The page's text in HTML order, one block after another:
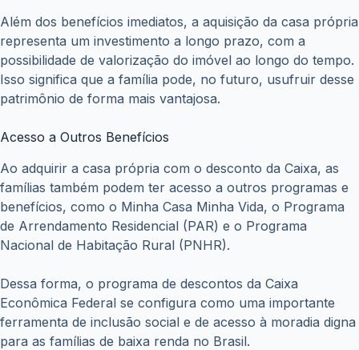
Além dos benefícios imediatos, a aquisição da casa própria
representa um investimento a longo prazo, com a
possibilidade de valorização do imóvel ao longo do tempo.
Isso significa que a família pode, no futuro, usufruir desse
patrimônio de forma mais vantajosa.
Acesso a Outros Benefícios
Ao adquirir a casa própria com o desconto da Caixa, as
famílias também podem ter acesso a outros programas e
benefícios, como o Minha Casa Minha Vida, o Programa
de Arrendamento Residencial (PAR) e o Programa
Nacional de Habitação Rural (PNHR).
Dessa forma, o programa de descontos da Caixa
Econômica Federal se configura como uma importante
ferramenta de inclusão social e de acesso à moradia digna
para as famílias de baixa renda no Brasil.